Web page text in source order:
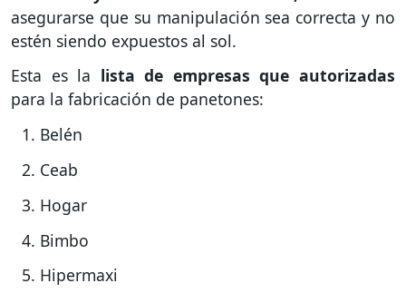
asegurarse que su manipulación sea correcta y no
estén siendo expuestos al sol.
Esta es la lista de empresas que autorizadas
para la fabricación de panetones:
Belén
Ceab
Hogar
Bimbo
Hipermaxi